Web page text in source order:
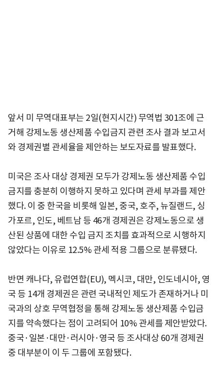
앞서 미 무역대표부는 2일(현지시간) 무역법 301조에 근
거해 강제노동 생산제품 수입금지 관련 조사 결과 보고서
와 경제권별 관세율을 제안하는 보도자료를 발표했다.
미국은 조사 대상 경제권 모두가 강제노동 생산제품 수입
금지를 충분히 이행하지 못하고 있다며 관세 부과를 제안
했다. 이 중 한국을 비롯해 일본, 중국, 호주, 뉴질랜드, 싱
가포르, 인도, 베트남 등 46개 경제권은 강제노동으로 생
산된 상품에 대한 수입 금지 조치를 효과적으로 시행하지
않았다는 이유로 12.5% 관세 적용 그룹으로 분류됐다.
반면 캐나다, 유럽연합(EU), 멕시코, 대만, 인도네시아, 영
국 등 14개 경제권은 관련 국내적인 제도가 존재하거나 미
국과의 상호 무역협정을 통해 강제노동 생산제품 수입금
지를 약속했다는 점이 고려되어 10% 관세를 제안받았다.
중국·일본·대만·러시아·영국 등 조사대상 60개 경제권
중 대부분이 이 두 그룹에 포함됐다.